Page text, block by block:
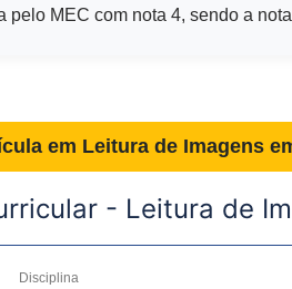
pelo MEC com nota 4, sendo a
em Leitura de Imagens
- Leitura de
Disciplina